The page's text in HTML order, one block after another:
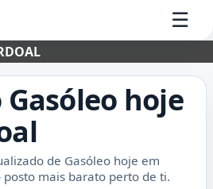
☰
Gasóleo hoje
de Gasóleo hoje em
mais barato perto de ti.